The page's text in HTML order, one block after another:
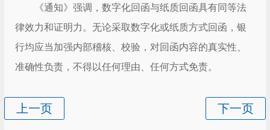
《通知》强调，数字化回函与纸质回函具有同等法
律效力和证明力。无论采取数字化或纸质方式回函，银
行均应当加强内部稽核、校验，对回函内容的真实性、
准确性负责，不得以任何理由、任何方式免责。